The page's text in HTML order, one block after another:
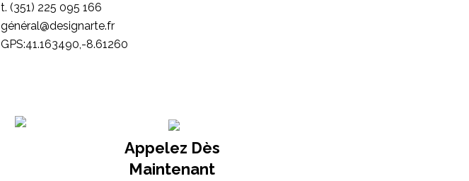
t. (351) 225 095 166
général@designarte.fr
GPS:41.163490,-8.61260
Appelez Dès
Maintenant